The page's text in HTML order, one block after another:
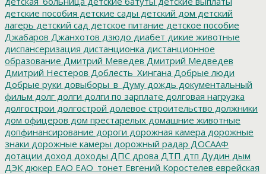
детские пособия детские сады детский дом детский
лагерь детский сад детское питание детское пособие
Джабаров Джанхотов дзюдо диабет дикие животные
диспансеризация дистанционка дистанционное
образование Дмитрий Меведев Дмитрий Медведев
Дмитрий Нестеров Доблесть_Хингана Добрые люди
Добрые руки довыборы_в_Думу дождь документальный
фильм долг долги долги по зарплате долговая нагрузка
долгострои долгострой долевое строительство должники
дом офицеров дом престарелых домашние животные
допфинансирование дороги дорожная камера дорожные
знаки дорожные камеры дорожный радар ДОСААФ
дотации доход доходы ДПС дрова ДТП дтп Дудин дым
ДЭК дюкер ЕАО ЕАО_тонет Евгений Коростелев еврейская